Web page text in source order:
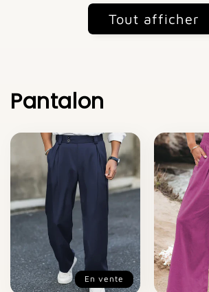
Tout afficher
Pantalon
En vente